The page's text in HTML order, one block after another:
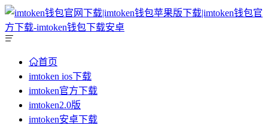
首页
imtoken ios下载
imtoken官方下载
imtoken2.0版
imtoken安卓下载